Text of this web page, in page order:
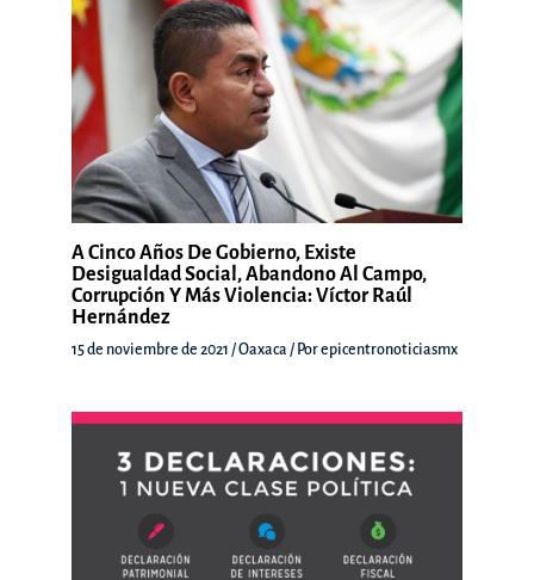
A Cinco Años De Gobierno, Existe
Desigualdad Social, Abandono Al Campo,
Corrupción Y Más Violencia: Víctor Raúl
Hernández
15 de noviembre de 2021 /Oaxaca / Porepicentronoticiasmx